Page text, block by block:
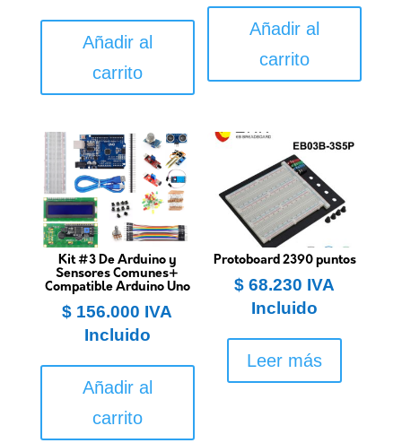
Añadir al
carrito
Añadir al
carrito
Kit #3 De Arduino y
Sensores Comunes+
Compatible Arduino Uno
$ 156.000 IVA
Incluido
Añadir al
carrito
Protoboard 2390 puntos
$ 68.230 IVA
Incluido
Leer más